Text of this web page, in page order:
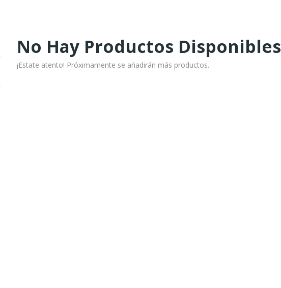
No Hay Productos Disponibles
¡Estate atento! Próximamente se añadirán más productos.